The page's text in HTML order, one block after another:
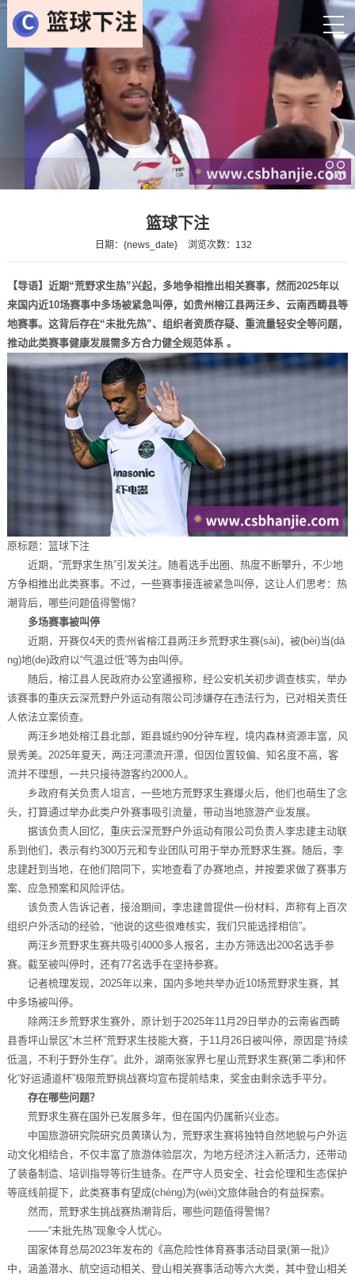
篮球下注
日期：{news_date} 浏览次数：132
【导语】近期“荒野求生热”兴起，多地争相推出相关赛事，然而2025年以
来国内近10场赛事中多场被紧急叫停，如贵州榕江县两汪乡、云南西畴县等
地赛事。这背后存在“未批先热”、组织者资质存疑、重流量轻安全等问题，
推动此类赛事健康发展需多方合力健全规范体系 。
原标题：篮球下注
近期，“荒野求生热”引发关注。随着选手出圈、热度不断攀升，不少地
方争相推出此类赛事。不过，一些赛事接连被紧急叫停，这让人们思考：热
潮背后，哪些问题值得警惕？
多场赛事被叫停
近期，开赛仅4天的贵州省榕江县两汪乡荒野求生赛(sài)，被(bèi)当(dā
ng)地(de)政府以“气温过低”等为由叫停。
随后，榕江县人民政府办公室通报称，经公安机关初步调查核实，举办
该赛事的重庆云深荒野户外运动有限公司涉嫌存在违法行为，已对相关责任
人依法立案侦查。
两汪乡地处榕江县北部，距县城约90分钟车程，境内森林资源丰富，风
景秀美。2025年夏天，两汪河漂流开漂，但因位置较偏、知名度不高，客
流并不理想，一共只接待游客约2000人。
乡政府有关负责人坦言，一些地方荒野求生赛爆火后，他们也萌生了念
头，打算通过举办此类户外赛事吸引流量，带动当地旅游产业发展。
据该负责人回忆，重庆云深荒野户外运动有限公司负责人李忠建主动联
系到他们，表示有约300万元和专业团队可用于举办荒野求生赛。随后，李
忠建赶到当地，在他们陪同下，实地查看了办赛地点，并按要求做了赛事方
案、应急预案和风险评估。
该负责人告诉记者，接洽期间，李忠建曾提供一份材料，声称有上百次
组织户外活动的经验，“他说的这些很难核实，我们只能选择相信”。
两汪乡荒野求生赛共吸引4000多人报名，主办方筛选出200名选手参
赛。截至被叫停时，还有77名选手在坚持参赛。
记者梳理发现，2025年以来，国内多地共举办近10场荒野求生赛，其
中多场被叫停。
除两汪乡荒野求生赛外，原计划于2025年11月29日举办的云南省西畴
县香坪山景区“木兰杯”荒野求生技能大赛，于11月26日被叫停，原因是“持续
低温，不利于野外生存”。此外，湖南张家界七星山荒野求生赛(第二季)和怀
化“好运通道杯”极限荒野挑战赛均宣布提前结束，奖金由剩余选手平分。
存在哪些问题？
荒野求生赛在国外已发展多年，但在国内仍属新兴业态。
中国旅游研究院研究员黄璜认为，荒野求生赛将独特自然地貌与户外运
动文化相结合，不仅丰富了旅游体验层次，为地方经济注入新活力，还带动
了装备制造、培训指导等衍生链条。在严守人员安全、社会伦理和生态保护
等底线前提下，此类赛事有望成(chéng)为(wèi)文旅体融合的有益探索。
然而，荒野求生挑战赛热潮背后，哪些问题值得警惕？
——“未批先热”现象令人忧心。
国家体育总局2023年发布的《高危险性体育赛事活动目录(第一批)》
中，涵盖潜水、航空运动相关、登山相关赛事活动等六大类，其中登山相关